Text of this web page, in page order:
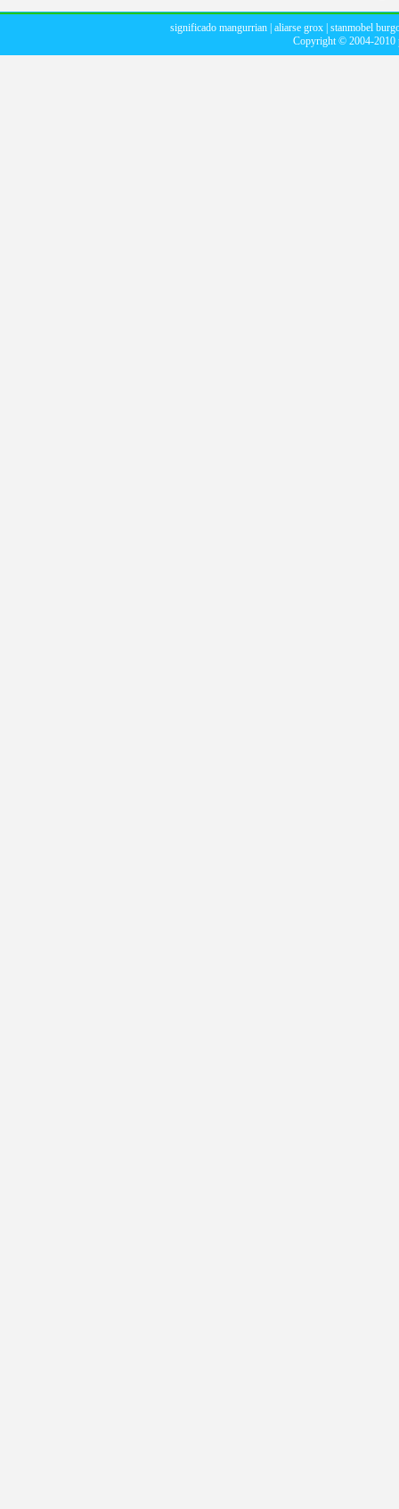
significado mangurrian| aliarse grox| stanmobel
Copyright © 2004-2010